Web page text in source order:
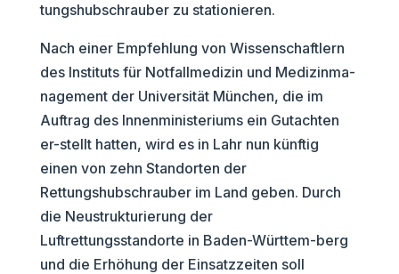
tungshubschrauber zu stationieren.
Nach einer Empfehlung von Wissenschaftlern
des Instituts für Notfallmedizin und Medizinma-
nagement der Universität München, die im
Auftrag des Innenministeriums ein Gutachten
er-stellt hatten, wird es in Lahr nun künftig
einen von zehn Standorten der
Rettungshubschrauber im Land geben. Durch
die Neustrukturierung der
Luftrettungsstandorte in Baden-Württem-berg
und die Erhöhung der Einsatzzeiten soll